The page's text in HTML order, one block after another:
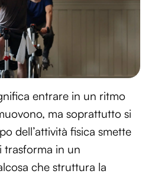
entrare in un ritmo
ma soprattutto si
dell’attività fisica smette
trasforma in un
che struttura la